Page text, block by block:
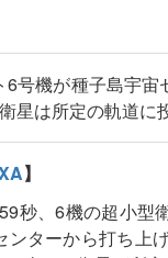
号機が種子島宇宙
星は所定の軌道に
】
秒、6機の超小型
ンターから打ち上